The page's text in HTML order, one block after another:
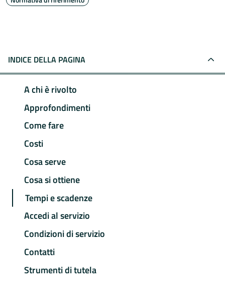
INDICE DELLA PAGINA
A chi è rivolto
Approfondimenti
Come fare
Costi
Cosa serve
Cosa si ottiene
Tempi e scadenze
Accedi al servizio
Condizioni di servizio
Contatti
Strumenti di tutela